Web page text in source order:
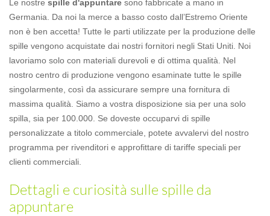
Le nostre spille d'appuntare sono fabbricate a mano in
Germania. Da noi la merce a basso costo dall’Estremo Oriente
non è ben accetta! Tutte le parti utilizzate per la produzione delle
spille vengono acquistate dai nostri fornitori negli Stati Uniti. Noi
lavoriamo solo con materiali durevoli e di ottima qualità. Nel
nostro centro di produzione vengono esaminate tutte le spille
singolarmente, così da assicurare sempre una fornitura di
massima qualità. Siamo a vostra disposizione sia per una solo
spilla, sia per 100.000. Se doveste occuparvi di spille
personalizzate a titolo commerciale, potete avvalervi del nostro
programma per rivenditori e approfittare di tariffe speciali per
clienti commerciali.
Dettagli e curiosità sulle spille da
appuntare